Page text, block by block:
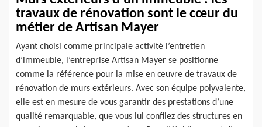
travaux de rénovation sont le cœur du
métier de Artisan Mayer
Ayant choisi comme principale activité l’entretien
d’immeuble, l’entreprise Artisan Mayer se positionne
comme la référence pour la mise en œuvre de travaux de
rénovation de murs extérieurs. Avec son équipe polyvalente,
elle est en mesure de vous garantir des prestations d’une
qualité remarquable, que vous lui confiiez des structures en